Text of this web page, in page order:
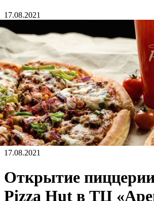
17.08.2021
17.08.2021
Открытие
Pizza Hut в ТЦ